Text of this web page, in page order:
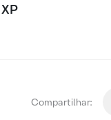
Compartilhar: